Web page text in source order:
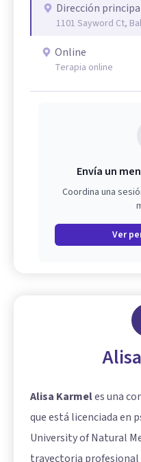
Dirección
1101 Sayword Ct,
Online
Terapia online
Envía un
Coordina una
Ver
Alisa Karmeles una
que está licenciada en
University of Natural
trayectoria profesional